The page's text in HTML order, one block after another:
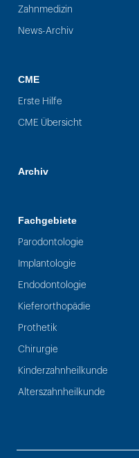
Zahnmedizin
News-Archiv
CME
Erste Hilfe
CME Übersicht
Archiv
Fachgebiete
Parodontologie
Implantologie
Endodontologie
Kieferorthopädie
Prothetik
Chirurgie
Kinderzahnheilkunde
Alterszahnheilkunde